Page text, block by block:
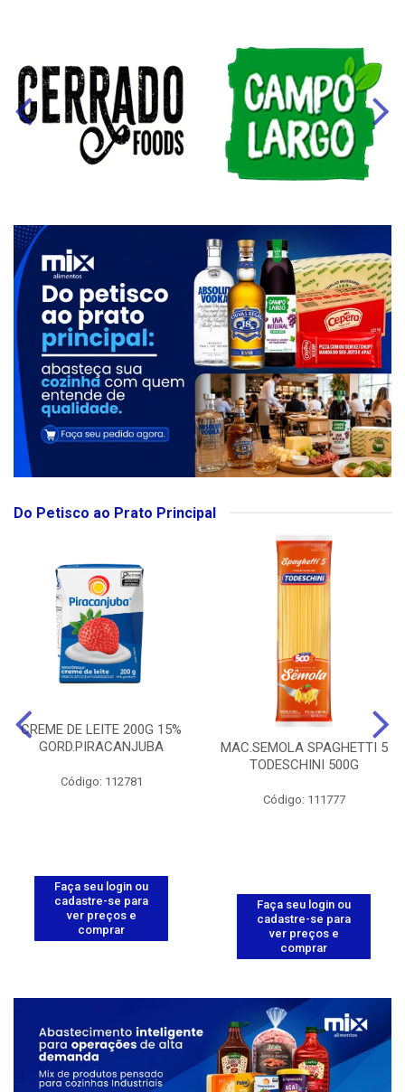
Do Petisco ao Prato Principal
CREME DE LEITE 200G 15%
GORD.PIRACANJUBA
Código: 112781
Faça seu login ou
cadastre-se para
ver preços e
comprar
MAC.SEMOLA SPAGHETTI 5
TODESCHINI 500G
Código: 111777
Faça seu login ou
cadastre-se para
ver preços e
comprar